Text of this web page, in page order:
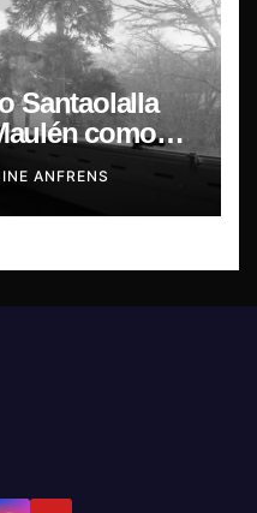
Santaolalla
como
su regreso
ANFRENS